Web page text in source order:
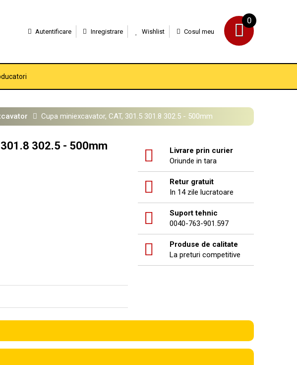
0
Autentificare Inregistrare Wishlist Cosul meu
Cupa miniexcavator, CAT, 301.5 301.8 302.5 - 500mm
Livrare prin curier
Oriunde in tara
Retur gratuit
In 14 zile lucratoare
Suport tehnic
0040-763-901.597
Produse de calitate
La preturi competitive
302.5 - 500mm